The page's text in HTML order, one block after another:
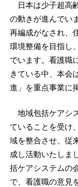
日本は少子超高
の動きが進んでい
再編成がなされ、
環境整備を目指し
でいます。看護職
きている中、本会
進」を重点事業に
地域包括ケアシ
ていることを受け
域を整合させ、従
成し活動いたしま
括ケアシステムの
で、看護職の意見